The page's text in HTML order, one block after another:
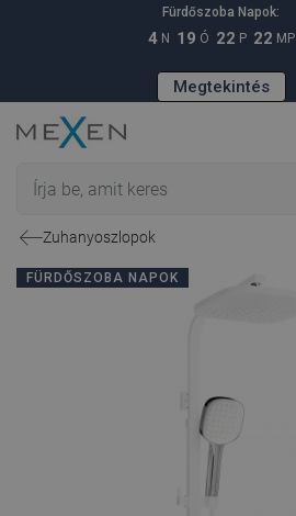
Fürdőszoba Napok:
4 N 19 Ó 22 P 21 MP
Megtekintés
Zuhanyoszlopok
FÜRDŐSZOBA NAPOK